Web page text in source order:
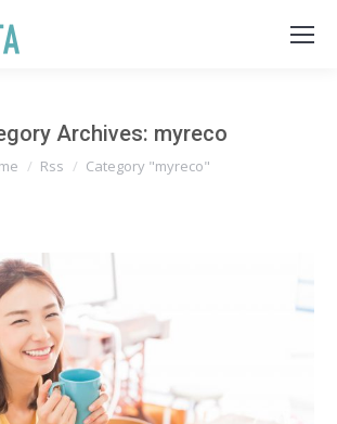
Archives: myreco
are here:
Rss Category "myreco"